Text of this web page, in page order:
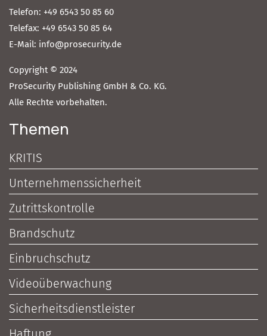
Telefon: +49 6543 50 85 60
Telefax: +49 6543 50 85 64
E-Mail: info@prosecurity.de
Copyright © 2024
ProSecurity Publishing GmbH & Co. KG.
Alle Rechte vorbehalten.
Themen
KRITIS
Unternehmenssicherheit
Zutrittskontrolle
Brandschutz
Einbruchschutz
Videoüberwachung
Sicherheitsdienstleister